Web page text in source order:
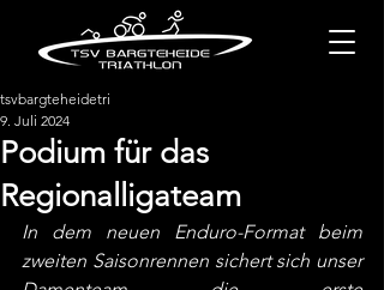
Podium für das
Regionalligateam
tsvbargteheidetri
9. Juli 2024
In dem neuen Enduro-Format beim
zweiten Saisonrennen sichert sich unser